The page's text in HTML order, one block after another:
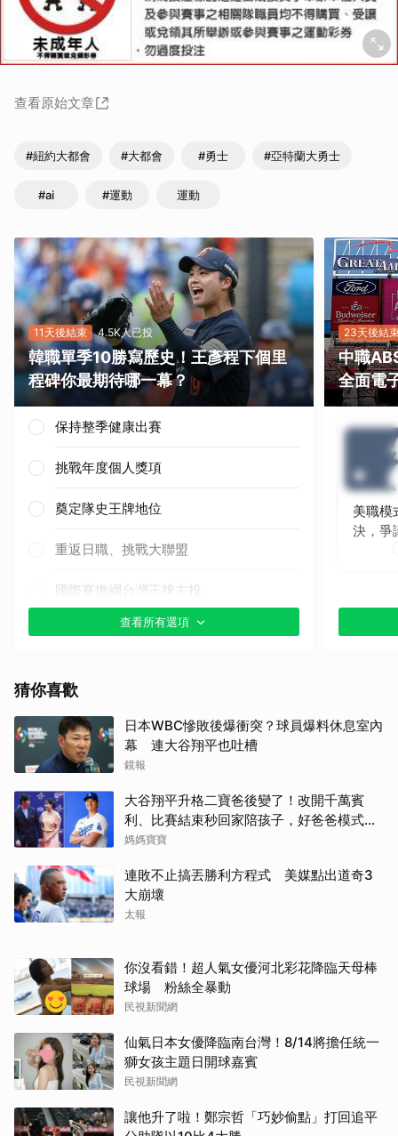
查看原始文章
#紐約大都會 #大都會 #勇士 #亞特蘭大勇士
#ai #運動 運動
11天後結束 4.5K人已投
韓職單季10勝寫歷史！王彥程下個里
程碑你最期待哪一幕？
保持整季健康出賽
挑戰年度個人獎項
奠定隊史王牌地位
重返日職、挑戰大聯盟
國際賽擔綱台灣王牌主投
其他（歡迎貼文分享）
查看所有選項
23天後結
中職
全面電
美職模
決，爭
猜你喜歡
日本WBC慘敗後爆衝突？球員爆料休息室內
幕 連大谷翔平也吐槽
鏡報
大谷翔平升格二寶爸後變了！改開千萬賓
利、比賽結束秒回家陪孩子，好爸爸模式全
開
媽媽寶寶
連敗不止搞丟勝利方程式 美媒點出道奇3
大崩壞
太報
你沒看錯！超人氣女優河北彩花降臨天母棒
球場 粉絲全暴動
民視新聞網
仙氣日本女優降臨南台灣！8/14將擔任統一
獅女孩主題日開球嘉賓
民視新聞網
讓他升了啦！鄭宗哲「巧妙偷點」打回追平